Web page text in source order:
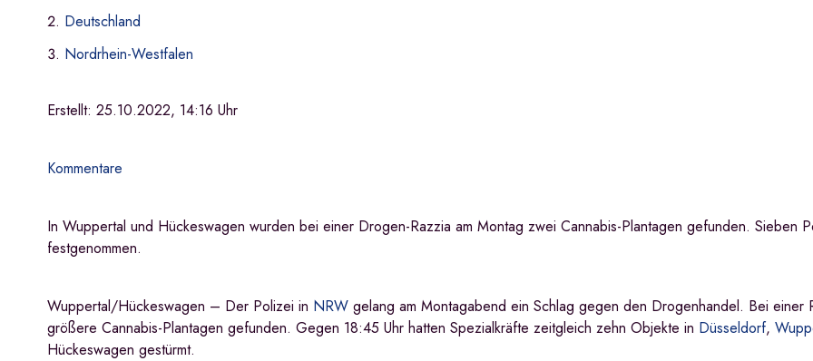
Deutschland
Nordrhein-Westfalen
Erstellt: 25.10.2022, 14:16 Uhr
Kommentare
In Wuppertal und Hückeswagen wurden bei einer Drogen-Razzia am Montag zwei Cannabis-Plantagen gefunden. Sieben
festgenommen.
Wuppertal/Hückeswagen – Der Polizei in NRW gelang am Montagabend ein Schlag gegen den Drogenhandel. Bei einer
größere Cannabis-Plantagen gefunden. Gegen 18:45 Uhr hatten Spezialkräfte zeitgleich zehn Objekte in Düsseldorf,
Hückeswagen gestürmt.